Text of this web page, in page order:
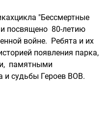
"Бессмертные
посвящено 80-летию
войне. Ребята и их
появления парка,
памятными
и судьбы Героев ВОВ.